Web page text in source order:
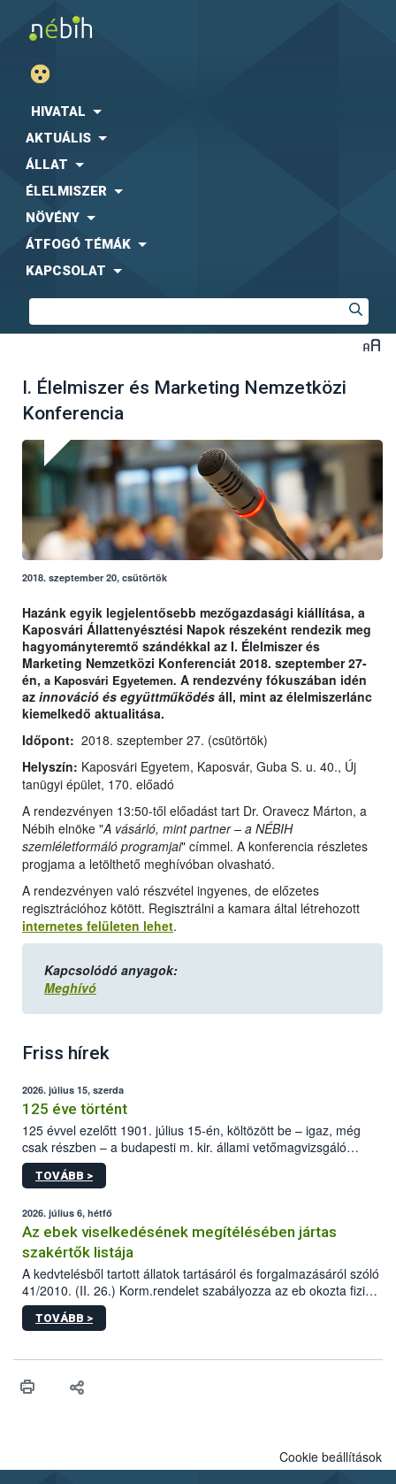
HIVATAL
AKTUÁLIS
ÁLLAT
ÉLELMISZER
NÖVÉNY
ÁTFOGÓ TÉMÁK
KAPCSOLAT
I. Élelmiszer és Marketing Nemzetközi
Konferencia
2018. szeptember 20, csütörtök
Hazánk egyik legjelentősebb mezőgazdasági kiállítása, a
Kaposvári Állattenyésztési Napok részeként rendezik meg
hagyományteremtő szándékkal az I. Élelmiszer és
Marketing Nemzetközi Konferenciát 2018. szeptember 27-
én, a Kaposvári Egyetemen. A rendezvény fókuszában idén
az innováció és együttműködés áll, mint az élelmiszerlánc
kiemelkedő aktualitása.
Időpont: 2018. szeptember 27. (csütörtök)
Helyszín: Kaposvári Egyetem, Kaposvár, Guba S. u. 40., Új
tanügyi épület, 170. előadó
A rendezvényen 13:50-től előadást tart Dr. Oravecz Márton, a
Nébih elnöke "A vásárló, mint partner – a NÉBIH
szemléletformáló programjai" címmel. A konferencia részletes
progjama a letölthető meghívóban olvasható.
A rendezvényen való részvétel ingyenes, de előzetes
regisztrációhoz kötött. Regisztrálni a kamara által létrehozott
internetes felületen lehet.
Kapcsolódó anyagok:
Meghívó
Friss hírek
2026. július 15, szerda
125 éve történt
125 évvel ezelőtt 1901. július 15-én, költözött be – igaz, még
csak részben – a budapesti m. kir. állami vetőmagvizsgáló
állomás a Kis Rókus utca 15. szám alatti, Czigler Győző által
tervezett új épületébe.
TOVÁBB >
2026. július 6, hétfő
Az ebek viselkedésének megítélésében jártas
szakértők listája
A kedvtelésből tartott állatok tartásáról és forgalmazásáról szóló
41/2010. (II. 26.) Korm.rendelet szabályozza az eb okozta fizikai
sérülés, illetve ennek veszélye keletkezésekor felmerülő
hatósági feladatokat, valamint a veszélyes eb tartását és annak
vonni az ebek viselkedésének megítélésében jártas szakértőt.
TOVÁBB >
Cookie beállítások